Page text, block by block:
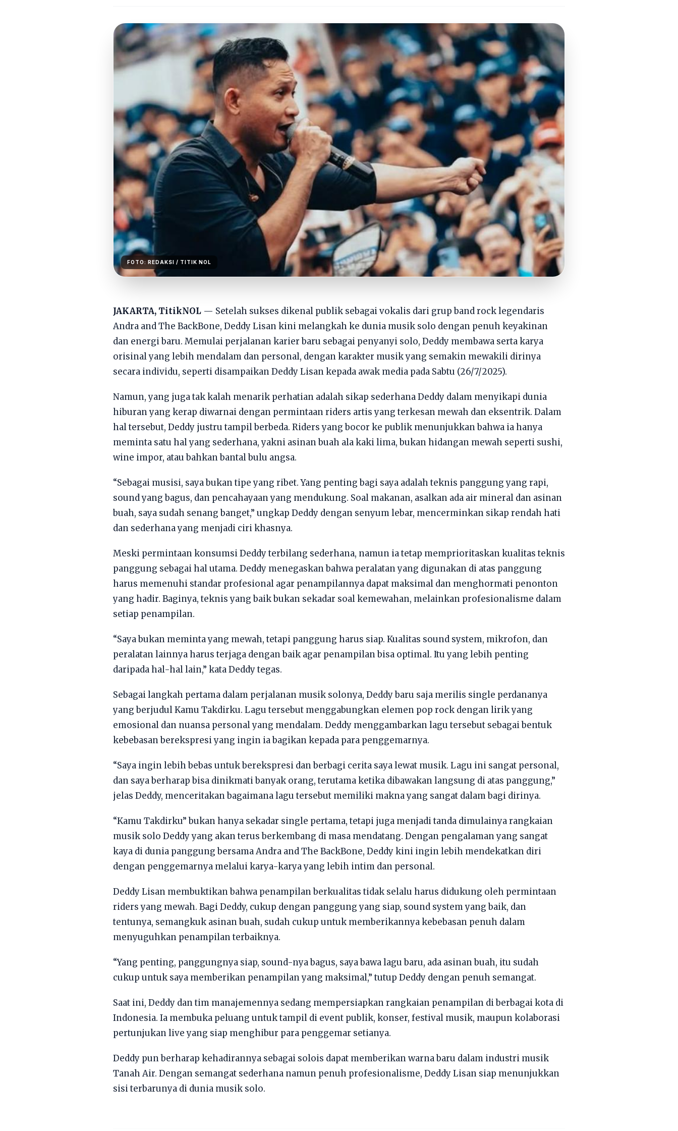
FOTO: REDAKSI / TITIK NOL
JAKARTA, TitikNOL — Setelah sukses dikenal publik sebagai vokalis dari grup band rock legendaris
Andra and The BackBone, Deddy Lisan kini melangkah ke dunia musik solo dengan penuh keyakinan
dan energi baru. Memulai perjalanan karier baru sebagai penyanyi solo, Deddy membawa serta karya
orisinal yang lebih mendalam dan personal, dengan karakter musik yang semakin mewakili dirinya
secara individu, seperti disampaikan Deddy Lisan kepada awak media pada Sabtu (26/7/2025).
Namun, yang juga tak kalah menarik perhatian adalah sikap sederhana Deddy dalam menyikapi dunia
hiburan yang kerap diwarnai dengan permintaan riders artis yang terkesan mewah dan eksentrik. Dalam
hal tersebut, Deddy justru tampil berbeda. Riders yang bocor ke publik menunjukkan bahwa ia hanya
meminta satu hal yang sederhana, yakni asinan buah ala kaki lima, bukan hidangan mewah seperti sushi,
wine impor, atau bahkan bantal bulu angsa.
“Sebagai musisi, saya bukan tipe yang ribet. Yang penting bagi saya adalah teknis panggung yang rapi,
sound yang bagus, dan pencahayaan yang mendukung. Soal makanan, asalkan ada air mineral dan asinan
buah, saya sudah senang banget,” ungkap Deddy dengan senyum lebar, mencerminkan sikap rendah hati
dan sederhana yang menjadi ciri khasnya.
Meski permintaan konsumsi Deddy terbilang sederhana, namun ia tetap memprioritaskan kualitas teknis
panggung sebagai hal utama. Deddy menegaskan bahwa peralatan yang digunakan di atas panggung
harus memenuhi standar profesional agar penampilannya dapat maksimal dan menghormati penonton
yang hadir. Baginya, teknis yang baik bukan sekadar soal kemewahan, melainkan profesionalisme dalam
setiap penampilan.
“Saya bukan meminta yang mewah, tetapi panggung harus siap. Kualitas sound system, mikrofon, dan
peralatan lainnya harus terjaga dengan baik agar penampilan bisa optimal. Itu yang lebih penting
daripada hal-hal lain,” kata Deddy tegas.
Sebagai langkah pertama dalam perjalanan musik solonya, Deddy baru saja merilis single perdananya
yang berjudul Kamu Takdirku. Lagu tersebut menggabungkan elemen pop rock dengan lirik yang
emosional dan nuansa personal yang mendalam. Deddy menggambarkan lagu tersebut sebagai bentuk
kebebasan berekspresi yang ingin ia bagikan kepada para penggemarnya.
“Saya ingin lebih bebas untuk berekspresi dan berbagi cerita saya lewat musik. Lagu ini sangat personal,
dan saya berharap bisa dinikmati banyak orang, terutama ketika dibawakan langsung di atas panggung,”
jelas Deddy, menceritakan bagaimana lagu tersebut memiliki makna yang sangat dalam bagi dirinya.
“Kamu Takdirku” bukan hanya sekadar single pertama, tetapi juga menjadi tanda dimulainya rangkaian
musik solo Deddy yang akan terus berkembang di masa mendatang. Dengan pengalaman yang sangat
kaya di dunia panggung bersama Andra and The BackBone, Deddy kini ingin lebih mendekatkan diri
dengan penggemarnya melalui karya-karya yang lebih intim dan personal.
Deddy Lisan membuktikan bahwa penampilan berkualitas tidak selalu harus didukung oleh permintaan
riders yang mewah. Bagi Deddy, cukup dengan panggung yang siap, sound system yang baik, dan
tentunya, semangkuk asinan buah, sudah cukup untuk memberikannya kebebasan penuh dalam
menyuguhkan penampilan terbaiknya.
“Yang penting, panggungnya siap, sound-nya bagus, saya bawa lagu baru, ada asinan buah, itu sudah
cukup untuk saya memberikan penampilan yang maksimal,” tutup Deddy dengan penuh semangat.
Saat ini, Deddy dan tim manajemennya sedang mempersiapkan rangkaian penampilan di berbagai kota di
Indonesia. Ia membuka peluang untuk tampil di event publik, konser, festival musik, maupun kolaborasi
pertunjukan live yang siap menghibur para penggemar setianya.
Deddy pun berharap kehadirannya sebagai solois dapat memberikan warna baru dalam industri musik
Tanah Air. Dengan semangat sederhana namun penuh profesionalisme, Deddy Lisan siap menunjukkan
sisi terbarunya di dunia musik solo.